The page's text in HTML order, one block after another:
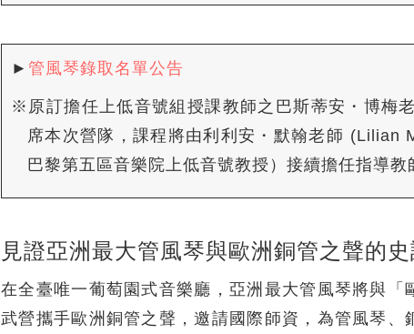
► 管風琴錄取名單公告
※原訂擔任上低音號組授課教師之巴斯蒂安・博梅
席本次營隊，課程將由利利安・默翰老師 (Lilian
巴黎第五區音樂院上低音號教授）接續擔任指導教
見證亞洲最大管風琴與歐洲銅管之聲的
在全臺唯一葡萄園式音樂廳，亞洲最大管風琴將與
武營攜手歐洲銅管之聲，邀請國際師資，為管風琴